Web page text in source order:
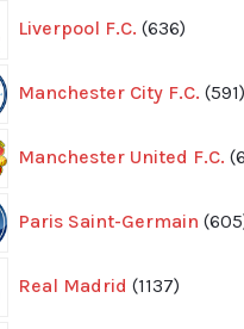
Liverpool F.C. 636
Manchester City F.C. 591
Manchester United F.C.
Paris Saint-Germain 605
Real Madrid 1137